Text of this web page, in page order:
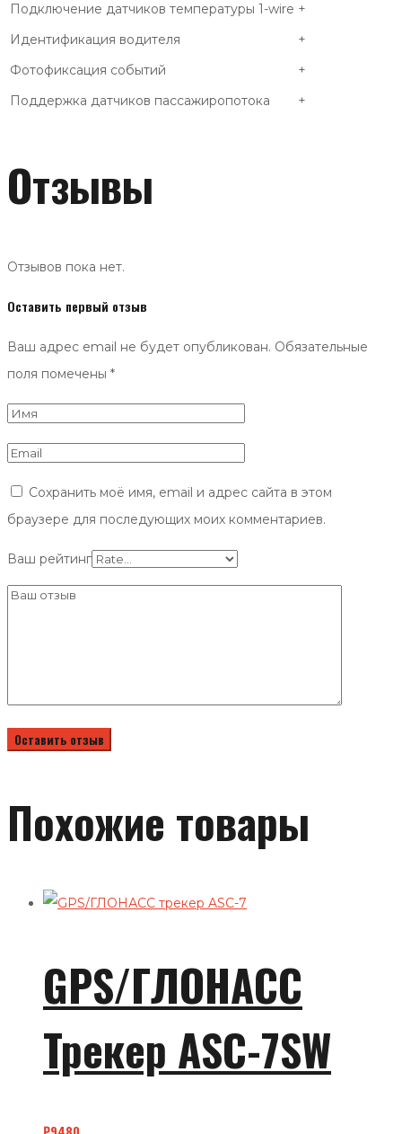
Подключение датчиков температуры 1-wire +
Идентификация водителя
+
Фотофиксация событий
+
Поддержка датчиков пассажиропотока
+
Отзывы
Отзывов пока нет.
Оставить первый отзыв
Ваш адрес email не будет опубликован. Обязательные
поля помечены *
Сохранить моё имя, email и адрес сайта в этом
браузере для последующих моих комментариев.
Ваш рейтинг
Похожие товары
GPS/ГЛОНАСС
Трекер ASC-7SW